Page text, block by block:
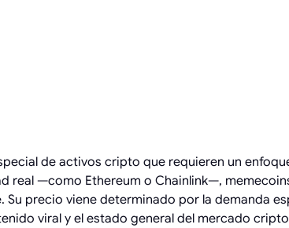
de activos cripto que requieren un
real —como Ethereum o Chainlink—,
Su precio viene determinado por la demanda
viral y el estado general del mercado